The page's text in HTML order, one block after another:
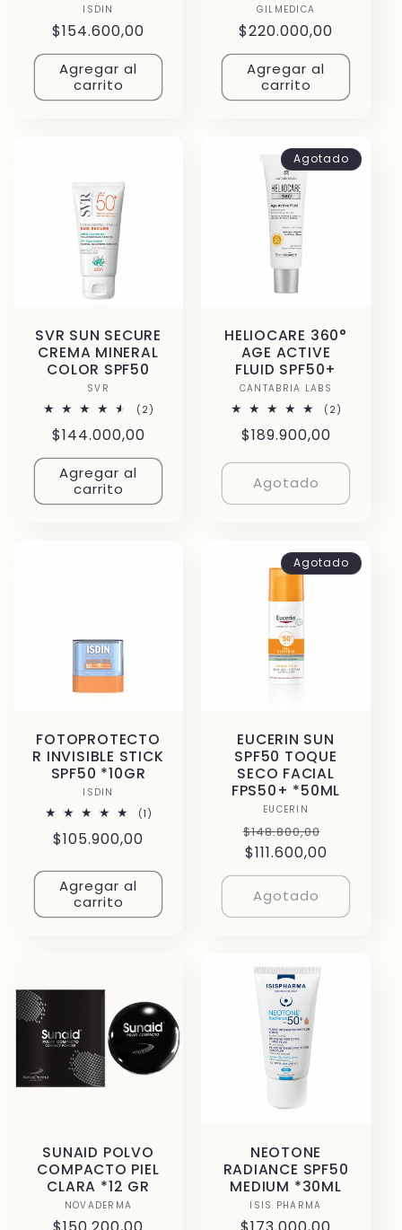
Proveedor:
ISDIN
Precio
habitual
$154.600,00
Agregar al
carrito
Proveedor:
GILMEDICA
Precio
habitual
$220.000,00
Agregar al
carrito
SVR SUN SECURE
CREMA MINERAL
COLOR SPF50
Proveedor:
SVR
(2)
Precio
habitual
$144.000,00
Agregar al
carrito
Agotado
HELIOCARE 360°
AGE ACTIVE
FLUID SPF50+
Proveedor:
CANTABRIA LABS
(2)
Precio
$189.900,00
Agotado
FOTOPROTECTO
R INVISIBLE STICK
SPF50 *10GR
Proveedor:
ISDIN
(1)
Precio
$105.900,00
Agregar al
carrito
Agotado
EUCERIN SUN
SPF50 TOQUE
SECO FACIAL
FPS50+ *50ML
Proveedor:
EUCERIN
Precio
habitual
$148.800,00
oferta
$111.600,00
Agotado
SUNAID POLVO
COMPACTO PIEL
CLARA *12 GR
Proveedor:
NOVADERMA
NEOTONE
RADIANCE SPF50
MEDIUM *30ML
Proveedor:
ISIS PHARMA